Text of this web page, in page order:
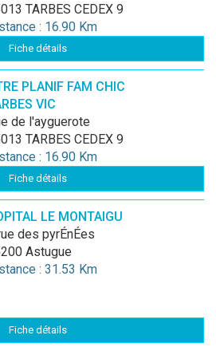
TARBES CEDEX 9
: 16.90 Km
Fiche détails
PLANIF FAM CHIC
VIC
de l'ayguerote
TARBES CEDEX 9
: 16.90 Km
Fiche détails
LE MONTAIGU
rue des pyrÉnÉes
Astugue
: 31.53 Km
Fiche détails